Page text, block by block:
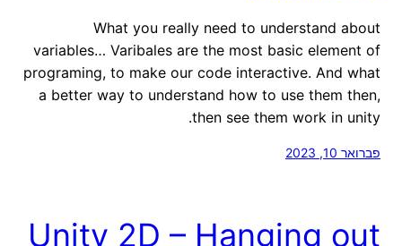
What you really need to understand about
variables… Varibales are the most basic element of
programing, to make our code interactive. And what
a better way to understand how to use them then,
then see them work in unity.
פברואר 10, 2023
Unity 2D – Hanging out